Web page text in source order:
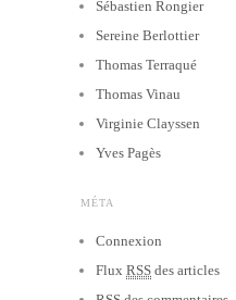
Sébastien Rongier
Sereine Berlottier
Thomas Terraqué
Thomas Vinau
Virginie Clayssen
Yves Pagès
MÉTA
Connexion
Flux RSS des articles